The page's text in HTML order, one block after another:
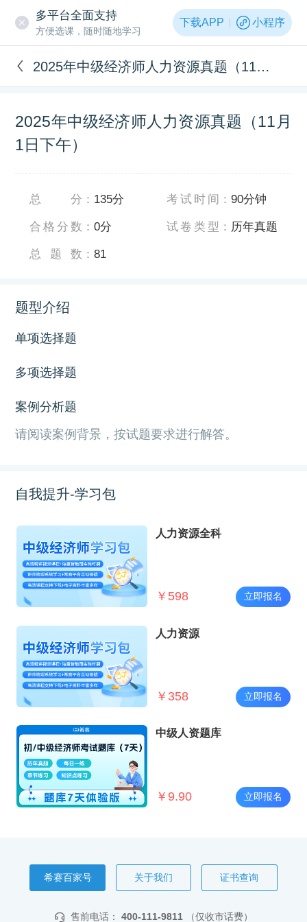
多平台全面支持
方便选课，随时随地学习
下载APP 小程序
2025年中级经济师人力资源真题（11月1日下午）
2025年中级经济师人力资源真题（11月
1日下午）
总分 ： 135分
合格分数 ：0分
总题数 ：81
考试时间 ：90分钟
试卷类型 ： 历年真题
题型介绍
单项选择题
多项选择题
案例分析题
请阅读案例背景，按试题要求进行解答。
自我提升-学习包
人力资源全科
￥ 598 立即报名
人力资源
￥ 358 立即报名
中级人资题库
￥ 9.90 立即报名
希赛百家号 关于我们 证书查询
售前电话： 400-111-9811 （仅收市话费）